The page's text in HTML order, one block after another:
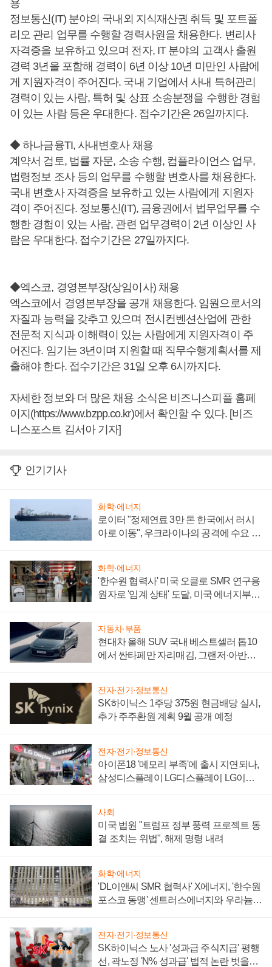
용
정보통신(IT) 분야의 국내외 지식재산권 취득 및 포트폴
리오 관리 업무를 수행할 경력사원을 채용한다. 변리사
자격증을 보유하고 있으며 전자, IT 분야의 고객사 출원
경력 3년을 포함해 경력이 6년 이상 10년 미만인 사람에
게 지원자격이 주어진다. 국내 기업에서 사내 특허관리
경력이 있는 사람, 특허 및 상표 소송분쟁을 수행한 경험
이 있는 사람 등은 우대한다. 접수기간은 26일까지다.
◆ 하나금융TI, 사내변호사 채용
계약서 검토, 법률 자문, 소송 수행, 컴플라이언스 업무,
법령정보 조사 등의 업무를 수행할 변호사를 채용한다.
국내 변호사 자격증을 보유하고 있는 사람에게 지원자
격이 주어진다. 정보통신(IT), 금융권에서 법무업무를 수
행한 경험이 있는 사람, 관련 업무경력이 2년 이상인 사
람은 우대한다. 접수기간은 27일까지다.
◆엑스코, 경영본부장(상임이사) 채용
엑스코에서 경영본부장을 공개 채용한다. 임원으로서의
자질과 능력을 갖추고 있으며 전시컨벤션산업에 관한
전문적 지식과 이해력이 있는 사람에게 지원자격이 주
어진다. 임기는 3년이며 지원할 때 직무수행계획서를 제
출해야 한다. 접수기간은 31일 오후 6시까지다.
자세한 정보와 더 많은 채용 소식은 비즈니스피플 홈페
이지(https://www.bzpp.co.kr)에서 확인할 수 있다. [비즈
니스포스트 김서아 기자]
인기기사
화학·에너지
로이터 "정제연료 3만 톤 한국에서 러시
아로 이동", 우크라이나의 공격에 수요 늘
화학·에너지
'한수원 협력사' 미국 오클로 SMR 연구용
원자로 '임계 상태' 도달, 미국 에너지부
자동차·부품
현대차 올해 SUV 국내 베스트셀러 톱10
에서 싼타페만 자리매김, 그랜저·아반떼
전자·전기·정보통신
SK하이닉스 1주당 375원 현금배당 실시,
추가 주주환원 계획 9월 공개 예정
전자·전기·정보통신
아이폰18 '메모리 부족'에 출시 지연되나,
삼성디스플레이 LG디스플레이 LG이노
사회
미국 법원 "트럼프 정부 풍력 프로젝트 동
결 조치는 위법", 해제 명령 내려
화학·에너지
'DL이앤씨 SMR 협력사' X에너지, '한수원
포스코 동맹' 센트러스에너지와 우라늄
전자·전기·정보통신
SK하이닉스 노사 '성과급 주식지급' 평행
선, 곽노정 'N% 성과급' 법적 논란 벗을지